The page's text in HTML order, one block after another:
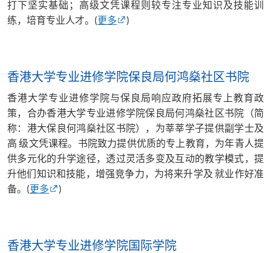
打下坚实基础；高级文凭课程则较专注专业知识及技能训
练，培育专业人才。(更多 )
香港大学专业进修学院保良局何鸿燊社区书院
香港大学专业进修学院与保良局响应政府拓展专上教育政
策，合办香港大学专业进修学院保良局何鸿燊社区书院（简
称：港大保良何鸿燊社区书院），为莘莘学子提供副学士及
高 级文凭课程。书院致力提供优质的专上教育，为年青人提
供多元化的升学途径，透过灵活多变及互动的教学模式，提
升他们知识和技能，增强竞争力，为将来升学及就业作好准
备。 (更多 )
香港大学专业进修学院国际学院